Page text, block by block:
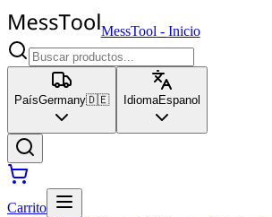
MessTool - Inicio
PaísGermany🇩🇪 IdiomaEspanol
Carrito